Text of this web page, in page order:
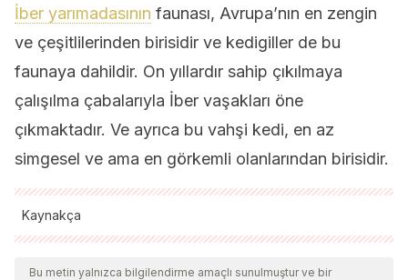
İber yarımadasının faunası, Avrupa’nın en zengin
ve çeşitlilerinden birisidir ve kedigiller de bu
faunaya dahildir. On yıllardır sahip çıkılmaya
çalışılma çabalarıyla İber vaşakları öne
çıkmaktadır. Ve ayrıca bu vahşi kedi, en az
simgesel ve ama en görkemli olanlarından birisidir.
Kaynakça
Tüm alıntı yapılan kaynaklar, kalitelerini, güvenilirliklerini,
güncelliklerini ve geçerliliklerini sağlamak için ekibimiz
Bu metin yalnızca bilgilendirme amaçlı sunulmuştur ve bir